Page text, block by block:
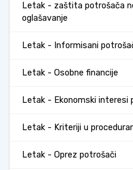
Letak - zaštita potrošača
oglašavanje
Letak - Informisani
Letak - Osobne financije
Letak - Ekonomski interesi
Letak - Kriteriji u
Letak - Oprez potrošači